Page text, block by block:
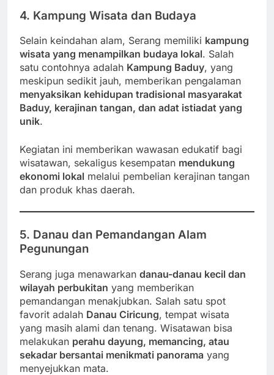
4. Kampung Wisata dan Budaya
Selain keindahan alam, Serang memiliki kampung
wisata yang menampilkan budaya lokal. Salah
satu contohnya adalah Kampung Baduy, yang
meskipun sedikit jauh, memberikan pengalaman
menyaksikan kehidupan tradisional masyarakat
Baduy, kerajinan tangan, dan adat istiadat yang
unik.
Kegiatan ini memberikan wawasan edukatif bagi
wisatawan, sekaligus kesempatan mendukung
ekonomi lokal melalui pembelian kerajinan tangan
dan produk khas daerah.
5. Danau dan Pemandangan Alam
Pegunungan
Serang juga menawarkan danau-danau kecil dan
wilayah perbukitan yang memberikan
pemandangan menakjubkan. Salah satu spot
favorit adalah Danau Ciricung, tempat wisata
yang masih alami dan tenang. Wisatawan bisa
melakukan perahu dayung, memancing, atau
sekadar bersantai menikmati panorama yang
menyejukkan mata.